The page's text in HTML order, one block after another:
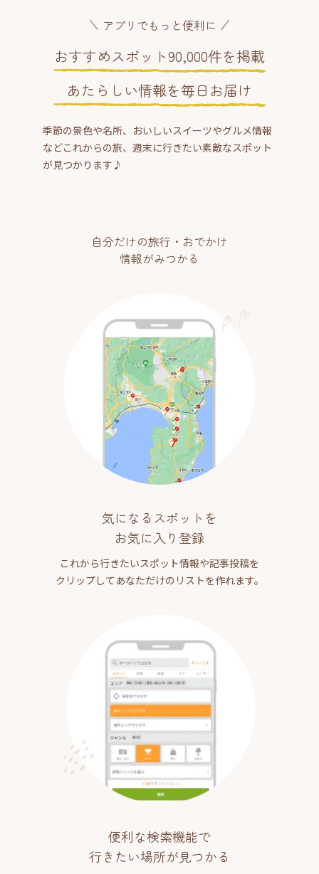
アプリでもっと便利に
おすすめスポット90,000件を掲載
あたらしい情報を毎日お届け
季節の景色や名所、おいしいスイーツやグルメ情報
などこれからの旅、週末に行きたい素敵なスポット
が見つかります♪
自分だけの旅行・おでかけ
情報がみつかる
気になるスポットを
お気に入り登録
これから行きたいスポット情報や記事投稿を
クリップしてあなただけのリストを作れます。
便利な検索機能で
行きたい場所が見つかる